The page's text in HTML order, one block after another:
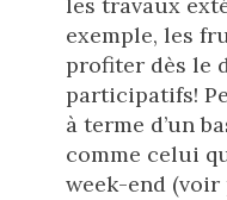
les travaux
exemple, les
profiter dès le
participatifs!
à terme d’un
comme celui
week-end (voir